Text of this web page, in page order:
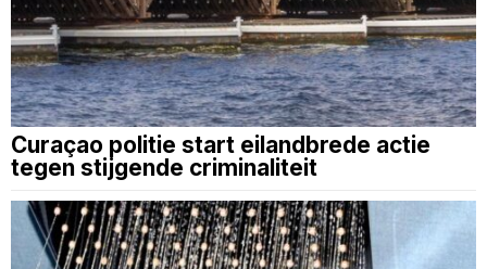
Curaçao politie start eilandbrede actie
tegen stijgende criminaliteit